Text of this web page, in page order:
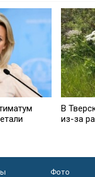
В
из-за
Фото